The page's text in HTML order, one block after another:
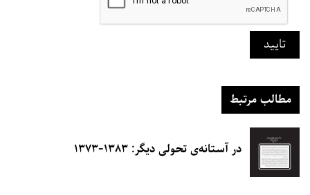
تایید
مطالب مرتبط
در آستانه‌ی تحولی دیگر: ۱۳۸۳-۱۳۷۳